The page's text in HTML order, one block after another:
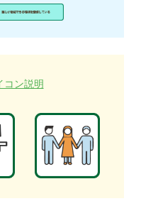
コン説明